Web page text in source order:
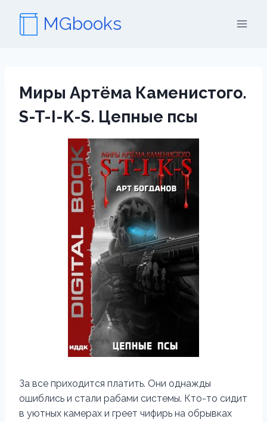
содержимому
MGbooks
Миры Артёма Каменистого.
S-T-I-K-S. Цепные псы
За все приходится платить. Они однажды
ошиблись и стали рабами системы. Кто-то сидит
в уютных камерах и греет чифирь на обрывках